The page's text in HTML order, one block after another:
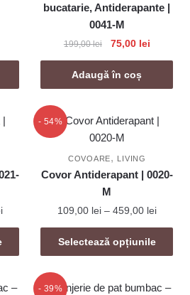
bucatarie, Antiderapante |
0041-M
199,00lei
Prețul
inițial
a
fost:
75,00 leiPrețul
curent
75,00 lei.
Adaugă în coș
Interval
de
prețuri:
109,00 lei
la
- 54%
COVOARE, LIVING
Covor Antiderapant | 0020-
M
109,00 lei – 459,00 leiInterval
de
prețuri:
109,00
la
Selectează opțiunile
Acest
produs
mai
- 39%